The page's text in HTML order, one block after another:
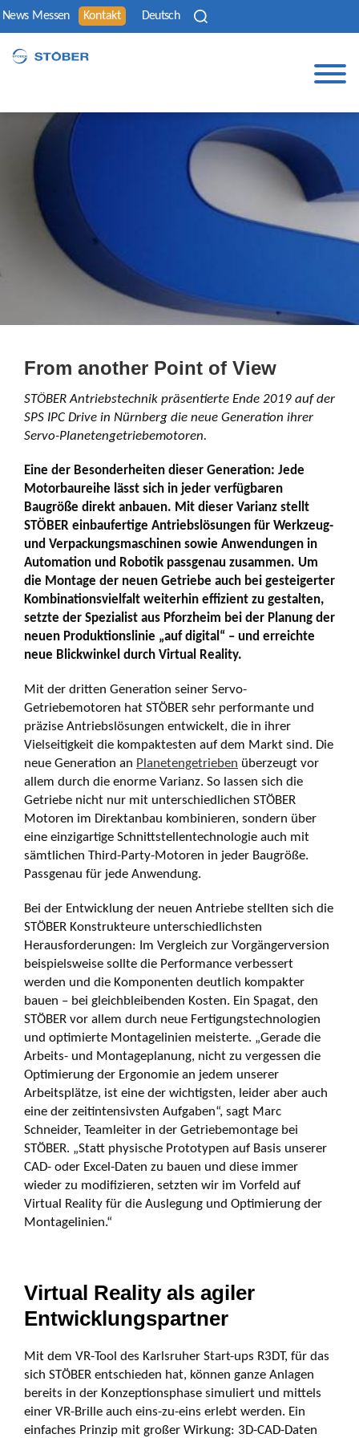
News Messen Kontakt Deutsch
From another Point of View
STÖBER Antriebstechnik präsentierte Ende 2019 auf der
SPS IPC Drive in Nürnberg die neue Generation ihrer
Servo-Planetengetriebemotoren.
Eine der Besonderheiten dieser Generation: Jede
Motorbaureihe lässt sich in jeder verfügbaren
Baugröße direkt anbauen. Mit dieser Varianz stellt
STÖBER einbaufertige Antriebslösungen für Werkzeug-
und Verpackungsmaschinen sowie Anwendungen in
Automation und Robotik passgenau zusammen. Um
die Montage der neuen Getriebe auch bei gesteigerter
Kombinationsvielfalt weiterhin effizient zu gestalten,
setzte der Spezialist aus Pforzheim bei der Planung der
neuen Produktionslinie „auf digital“ – und erreichte
neue Blickwinkel durch Virtual Reality.
Mit der dritten Generation seiner Servo-
Getriebemotoren hat STÖBER sehr performante und
präzise Antriebslösungen entwickelt, die in ihrer
Vielseitigkeit die kompaktesten auf dem Markt sind. Die
neue Generation an Planetengetrieben überzeugt vor
allem durch die enorme Varianz. So lassen sich die
Getriebe nicht nur mit unterschiedlichen STÖBER
Motoren im Direktanbau kombinieren, sondern über
eine einzigartige Schnittstellentechnologie auch mit
sämtlichen Third-Party-Motoren in jeder Baugröße.
Passgenau für jede Anwendung.
Bei der Entwicklung der neuen Antriebe stellten sich die
STÖBER Konstrukteure unterschiedlichsten
Herausforderungen: Im Vergleich zur Vorgängerversion
beispielsweise sollte die Performance verbessert
werden und die Komponenten deutlich kompakter
bauen – bei gleichbleibenden Kosten. Ein Spagat, den
STÖBER vor allem durch neue Fertigungstechnologien
und optimierte Montagelinien meisterte. „Gerade die
Arbeits- und Montageplanung, nicht zu vergessen die
Optimierung der Ergonomie an jedem unserer
Arbeitsplätze, ist eine der wichtigsten, leider aber auch
eine der zeitintensivsten Aufgaben“, sagt Marc
Schneider, Teamleiter in der Getriebemontage bei
STÖBER. „Statt physische Prototypen auf Basis unserer
CAD- oder Excel-Daten zu bauen und diese immer
wieder zu modifizieren, setzten wir im Vorfeld auf
Virtual Reality für die Auslegung und Optimierung der
Montagelinien.“
Virtual Reality als agiler
Entwicklungspartner
Mit dem VR-Tool des Karlsruher Start-ups R3DT, für das
sich STÖBER entschieden hat, können ganze Anlagen
bereits in der Konzeptionsphase simuliert und mittels
einer VR-Brille auch eins-zu-eins erlebt werden. Ein
einfaches Prinzip mit großer Wirkung: 3D-CAD-Daten